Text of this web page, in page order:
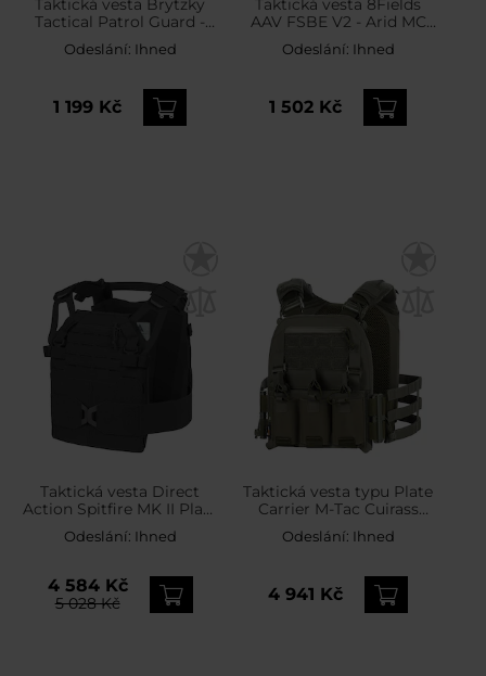
Taktická vesta Brytzky
Tactical Patrol Guard -
Black
Odeslání: Ihned
1 199 Kč
Taktická vesta 8Fields
AAV FSBE V2 - Arid MC
Camo
Odeslání: Ihned
1 502 Kč
Taktická vesta Direct
Action Spitfire MK II Plate
Carrier - Black
Odeslání: Ihned
4 584 Kč
5 028 Kč
Taktická vesta typu Plate
Carrier M-Tac Cuirass
Fast Elite - Ranger Green
Odeslání: Ihned
4 941 Kč